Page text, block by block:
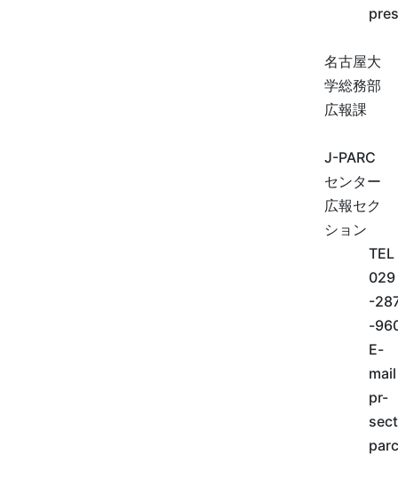
名古屋大
学総務部
広報課
J-PARC
センター
広報セク
ション
TEL
029
-
-
E-
mail
pr-